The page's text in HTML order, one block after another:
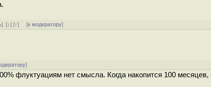
][↓] [↑] [к модератору]
]
флуктуациям нет смысла. Когда накопится 100